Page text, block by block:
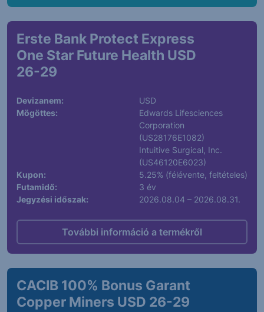
Erste Bank Protect Express
One Star Future Health USD
26-29
Devizanem:
USD
Mögöttes:
Edwards Lifesciences
Corporation
(US28176E1082)
Intuitive Surgical, Inc.
(US46120E6023)
Kupon:
5.25% (félévente, feltételes)
Futamidő:
3 év
Jegyzési időszak:
2026.08.04 – 2026.08.31.
További információ a termékről
CACIB 100% Bonus Garant
Copper Miners USD 26-29